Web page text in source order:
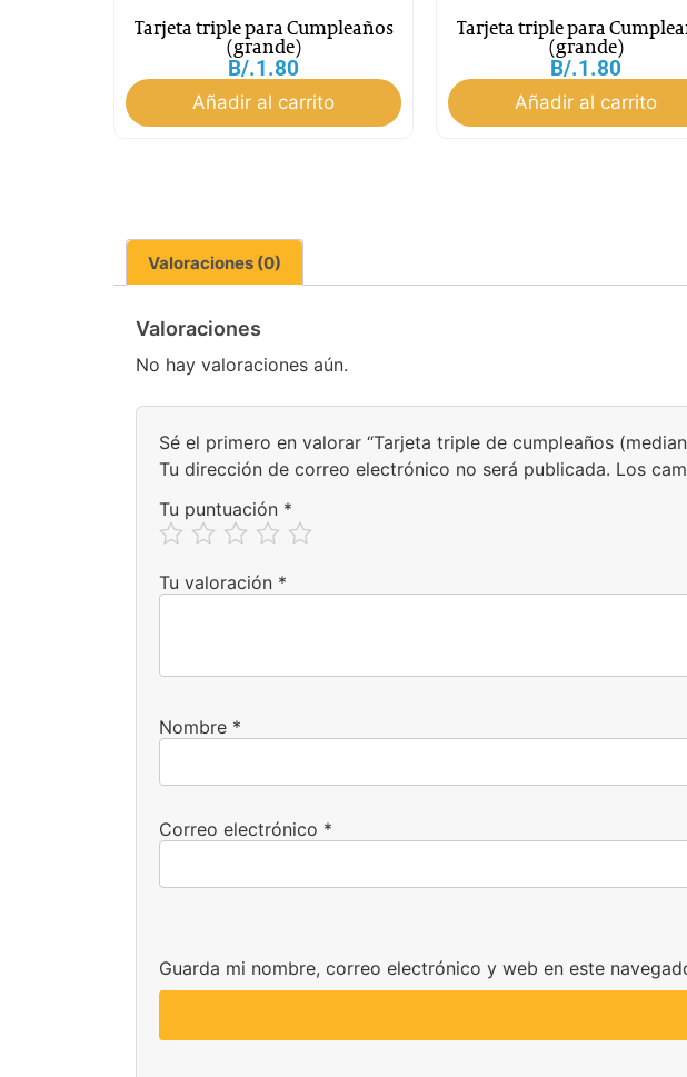
Tarjeta triple para Cumpleaños
(grande)
B/.1.80
Añadir al carrito
Tarjeta triple para
(grande)
B/.1.80
Añadir al carrito
Valoraciones (0)
Valoraciones
No hay valoraciones aún.
Sé el primero en valorar “Tarjeta triple de cumpleaños
Tu dirección de correo electrónico no será publicada. Los
Tu puntuación *
Tu valoración *
Nombre *
Correo electrónico *
Guarda mi nombre, correo electrónico y web en este